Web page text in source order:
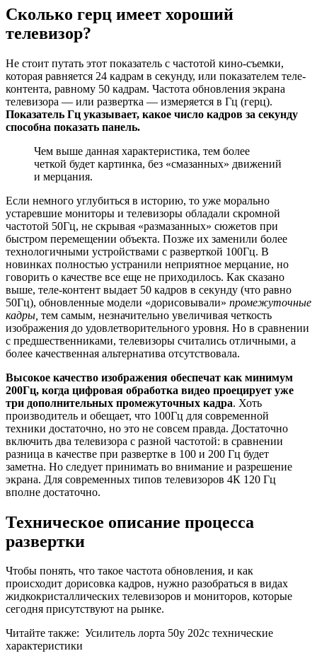
Сколько герц имеет хороший
телевизор?
Не стоит путать этот показатель с частотой кино-съемки,
которая равняется 24 кадрам в секунду, или показателем теле-
контента, равному 50 кадрам. Частота обновления экрана
телевизора — или развертка — измеряется в Гц (герц).
Показатель Гц указывает, какое число кадров за секунду
способна показать панель.
Чем выше данная характеристика, тем более
четкой будет картинка, без «смазанных» движений
и мерцания.
Если немного углубиться в историю, то уже морально
устаревшие мониторы и телевизоры обладали скромной
частотой 50Гц, не скрывая «размазанных» сюжетов при
быстром перемещении объекта. Позже их заменили более
технологичными устройствами с разверткой 100Гц. В
новинках полностью устранили неприятное мерцание, но
говорить о качестве все еще не приходилось. Как сказано
выше, теле-контент выдает 50 кадров в секунду (что равно
50Гц), обновленные модели «дорисовывали» промежуточные
кадры, тем самым, незначительно увеличивая четкость
изображения до удовлетворительного уровня. Но в сравнении
с предшественниками, телевизоры считались отличными, а
более качественная альтернатива отсутствовала.
Высокое качество изображения обеспечат как минимум
200Гц, когда цифровая обработка видео проецирует уже
три дополнительных промежуточных кадра. Хоть
производитель и обещает, что 100Гц для современной
техники достаточно, но это не совсем правда. Достаточно
включить два телевизора с разной частотой: в сравнении
разница в качестве при развертке в 100 и 200 Гц будет
заметна. Но следует принимать во внимание и разрешение
экрана. Для современных типов телевизоров 4К 120 Гц
вполне достаточно.
Техническое описание процесса
развертки
Чтобы понять, что такое частота обновления, и как
происходит дорисовка кадров, нужно разобраться в видах
жидкокристаллических телевизоров и мониторов, которые
сегодня присутствуют на рынке.
Читайте также: Усилитель лорта 50у 202с технические
характеристики